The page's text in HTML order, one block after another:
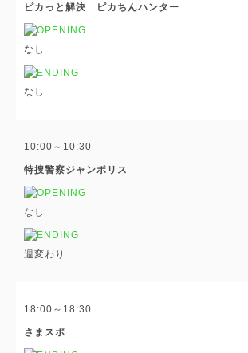
ピカっと解決 ピカちんハンター
なし
なし
10:00～10:30
特捜警察ジャンポリス
なし
週変わり
18:00～18:30
さまスポ